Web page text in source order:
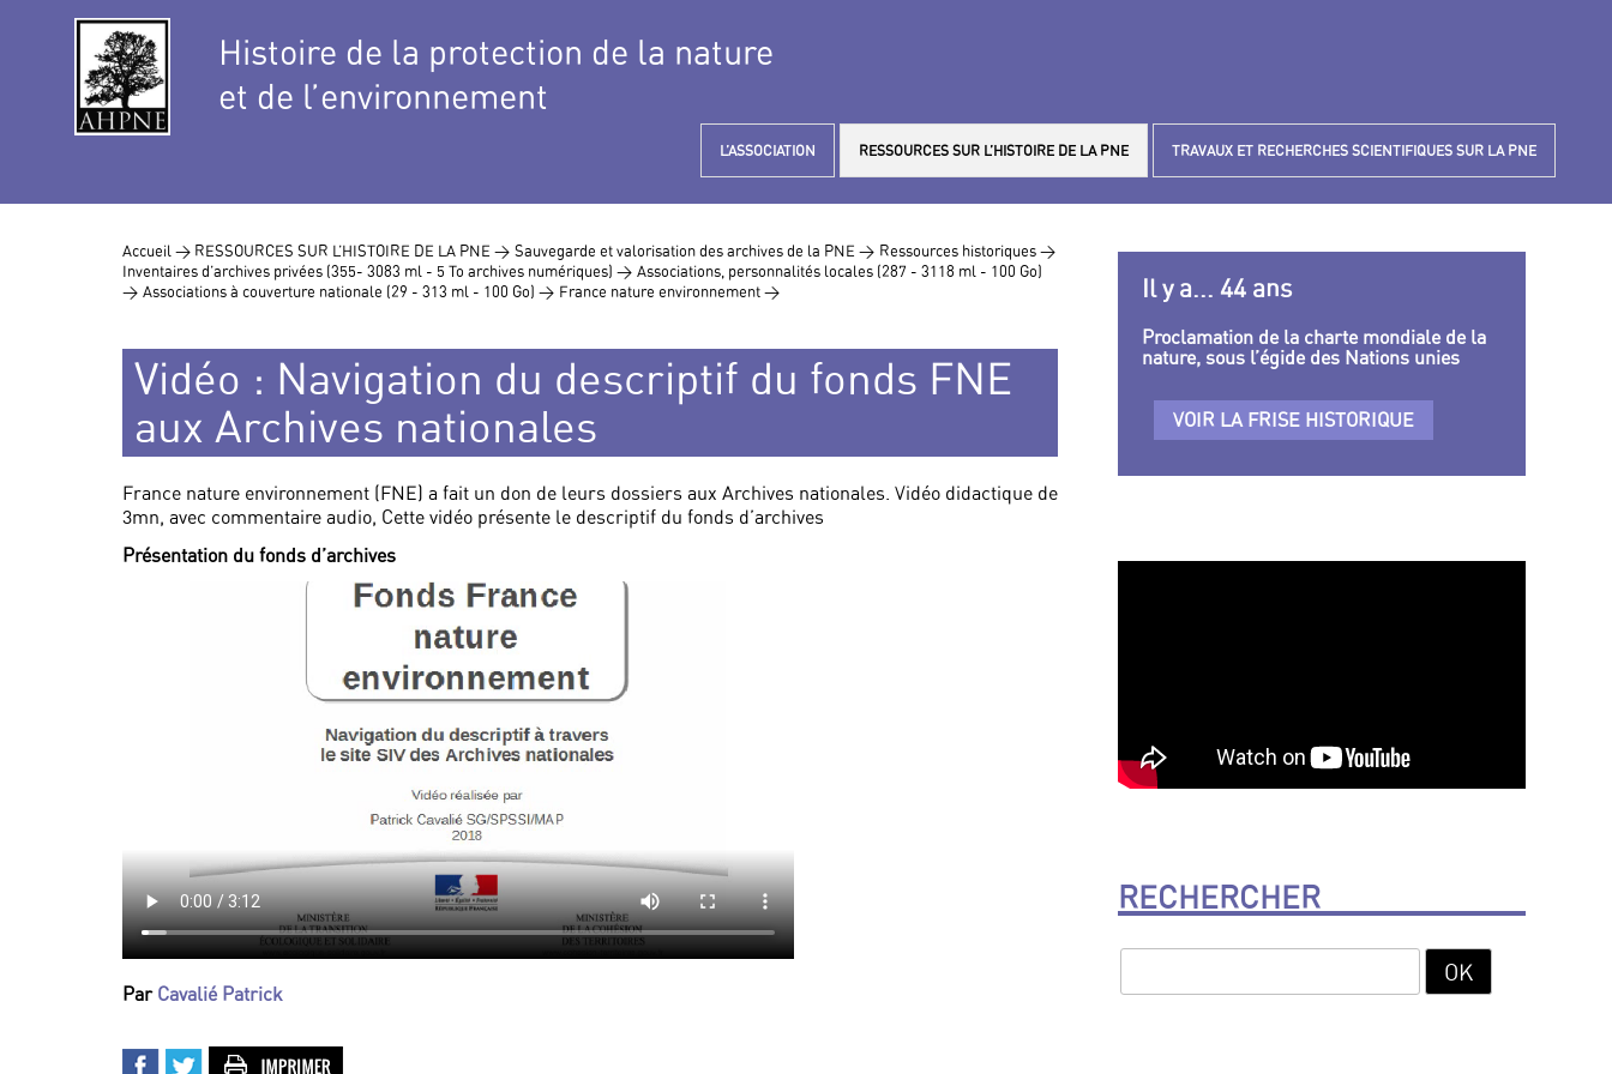
Histoire de la protection de la nature
et de l’environnement
L’ASSOCIATION RESSOURCES SUR L’HISTOIRE DE LA PNE TRAVAUX ET RECHERCHES SCIENTIFIQUES SUR LA PNE
Accueil > RESSOURCES SUR L’HISTOIRE DE LA PNE > Sauvegarde et valorisation des archives de la PNE > Ressources historiques >
Inventaires d’archives privées (355- 3083 ml - 5 To archives numériques) > Associations, personnalités locales (287 - 3118 ml - 100 Go)
> Associations à couverture nationale (29 - 313 ml - 100 Go) > France nature environnement >
Vidéo : Navigation du descriptif du fonds FNE
aux Archives nationales
France nature environnement (FNE) a fait un don de leurs dossiers aux Archives nationales. Vidéo didactique de
3mn, avec commentaire audio, Cette vidéo présente le descriptif du fonds d’archives
Présentation du fonds d’archives
Par Cavalié Patrick
Il y a... 44 ans
Proclamation de la charte mondiale de la
nature, sous l’égide des Nations unies
VOIR LA FRISE HISTORIQUE
RECHERCHER